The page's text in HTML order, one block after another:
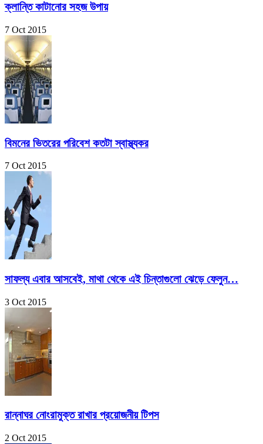
ক্লান্তি কাটানোর সহজ উপায়
7 Oct 2015
বিমনের ভিতরের পরিবেশ কতটা স্বাস্থ্যকর
7 Oct 2015
সাফল্য এবার আসবেই, মাথা থেকে এই চিন্তাগুলো ঝেড়ে ফেলুন…
3 Oct 2015
রান্নাঘর নোংরামুক্ত রাখার প্রয়োজনীয় টিপস
2 Oct 2015